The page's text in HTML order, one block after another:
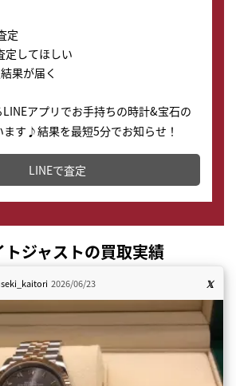
定
定してほしい
果が届く
アプリでお手持ちの時計&宝石の
す♪結果を最短5分でお知らせ！
査定金額を知ることが出来ます。
LINEで査定
トジャストの買取実績
2026/06/23